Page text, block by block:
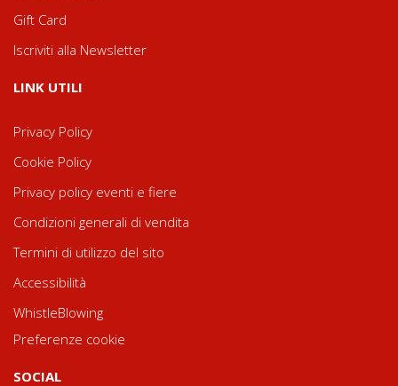
Gift Card
Iscriviti alla Newsletter
LINK UTILI
Privacy Policy
Cookie Policy
Privacy policy eventi e fiere
Condizioni generali di vendita
Termini di utilizzo del sito
Accessibilità
WhistleBlowing
Preferenze cookie
SOCIAL